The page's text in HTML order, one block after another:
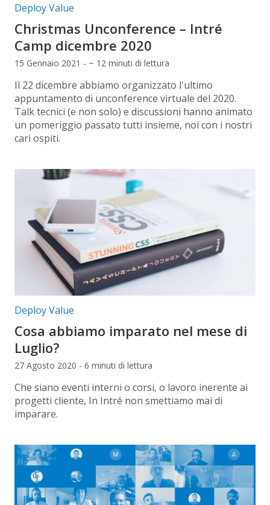
Categorie articolo:
Deploy Value
Christmas Unconference – Intré
Camp dicembre 2020
15 Gennaio 2021 - ~ 12 minuti di lettura
Il 22 dicembre abbiamo organizzato l'ultimo
appuntamento di unconference virtuale del 2020.
Talk tecnici (e non solo) e discussioni hanno animato
un pomeriggio passato tutti insieme, noi con i nostri
cari ospiti.
Categorie articolo:
Deploy Value
Cosa abbiamo imparato nel mese di
Luglio?
27 Agosto 2020 - 6 minuti di lettura
Che siano eventi interni o corsi, o lavoro inerente ai
progetti cliente, In Intré non smettiamo mai di
imparare.